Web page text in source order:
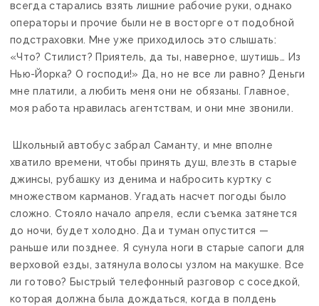
всегда старались взять лишние рабочие руки, однако
операторы и прочие были не в восторге от подобной
подстраховки. Мне уже приходилось это слышать:
«Что? Стилист? Приятель, да ты, наверное, шутишь… Из
Нью-Йорка? О господи!» Да, но не все ли равно? Деньги
мне платили, а любить меня они не обязаны. Главное,
моя работа нравилась агентствам, и они мне звонили.
Школьный автобус забрал Саманту, и мне вполне
хватило времени, чтобы принять душ, влезть в старые
джинсы, рубашку из денима и набросить куртку с
множеством карманов. Угадать насчет погоды было
сложно. Стояло начало апреля, если съемка затянется
до ночи, будет холодно. Да и туман опустится —
раньше или позднее. Я сунула ноги в старые сапоги для
верховой езды, затянула волосы узлом на макушке. Все
ли готово? Быстрый телефонный разговор с соседкой,
которая должна была дождаться, когда в полдень